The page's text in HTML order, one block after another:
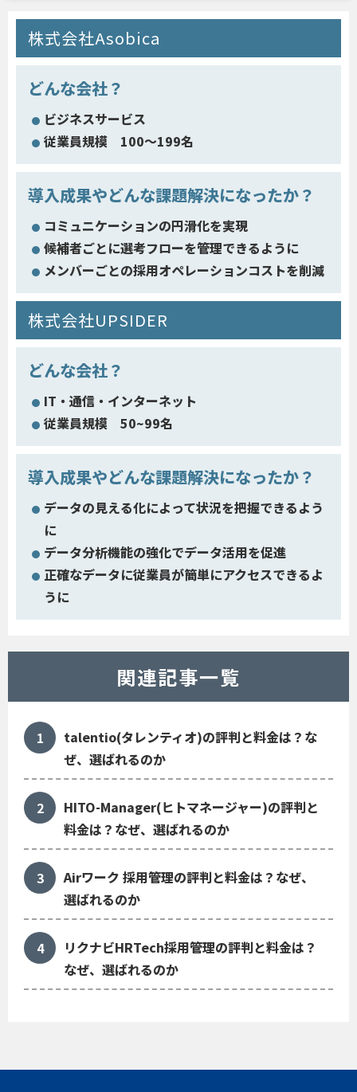
株式会社Asobica
どんな会社？
ビジネスサービス
従業員規模 100～199名
導入成果やどんな課題解決になったか？
コミュニケーションの円滑化を実現
候補者ごとに選考フローを管理できるように
メンバーごとの採用オペレーションコストを削減
株式会社UPSIDER
どんな会社？
IT・通信・インターネット
従業員規模 50~99名
導入成果やどんな課題解決になったか？
データの見える化によって状況を把握できるよう
に
データ分析機能の強化でデータ活用を促進
正確なデータに従業員が簡単にアクセスできるよ
うに
関連記事一覧
talentio(タレンティオ)の評判と料金は？な
ぜ、選ばれるのか
HITO-Manager(ヒトマネージャー)の評判と
料金は？なぜ、選ばれるのか
Airワーク 採用管理の評判と料金は？なぜ、
選ばれるのか
リクナビHRTech採用管理の評判と料金は？
なぜ、選ばれるのか